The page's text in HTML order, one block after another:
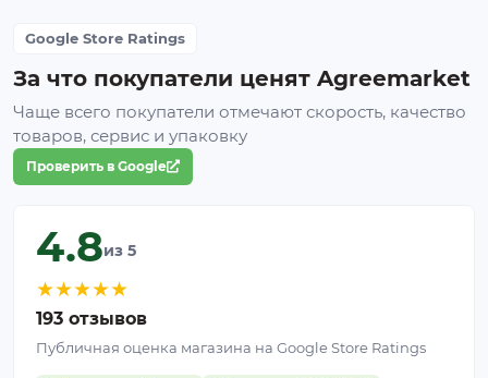
Google Store Ratings
За что покупатели ценят Agreemarket
Чаще всего покупатели отмечают скорость, качество
товаров, сервис и упаковку
Проверить в Google
4.8из 5
★★★★★
193 отзывов
Публичная оценка магазина на Google Store Ratings